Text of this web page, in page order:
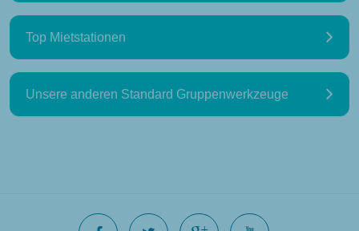
Top Mietstationen
Unsere anderen Standard Gruppenwerkzeuge